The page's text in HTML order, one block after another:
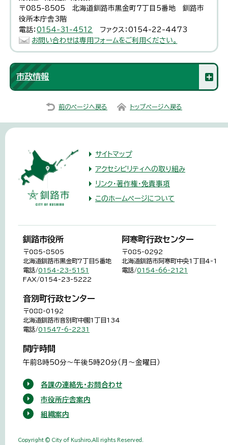
〒085-8505 北海道釧路市黒金町7丁目5番地 釧路市
役所本庁舎3階
電話：0154-31-4512
ファクス：0154-22-4473
お問い合わせは専用フォームをご利用ください。
市政情報
前のページへ戻る トップページへ戻る
サイトマップ
アクセシビリティへの取り組み
リンク・著作権・免責事項
このホームページについて
釧路市役所
〒085-8505
北海道釧路市黒金町7丁目5番地
電話/0154-23-5151
FAX/0154-23-5222
阿寒町行政センター
〒085-0292
北海道釧路市阿寒町中央1丁目4-1
電話/0154-66-2121
音別町行政センター
〒088-0192
北海道釧路市音別町中園1丁目134
電話/01547-6-2231
開庁時間
午前8時50分～午後5時20分（月～金曜日）
各課の連絡先・お問合わせ
市役所庁舎案内
組織案内
Copyright © City of Kushiro,All rights Reserved.